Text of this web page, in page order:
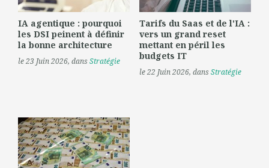
IA agentique : pourquoi
les DSI peinent à définir
la bonne architecture
le 23 Juin 2026, dansStratégie
Tarifs du Saas et de l'IA :
vers un grand reset
mettant en péril les
budgets IT
le 22 Juin 2026, dansStratégie